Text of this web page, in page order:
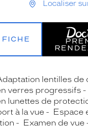
Localiser
lentilles de
verres progressifs
lunettes de
à la vue
Espace
Examen de vue